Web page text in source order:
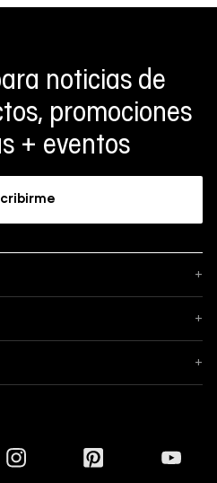
noticias de
promociones
+ eventos
+
+
+